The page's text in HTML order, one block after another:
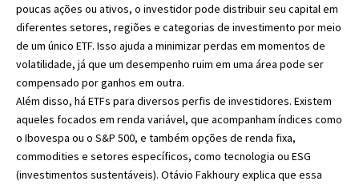
poucas ações ou ativos, o investidor pode distribuir seu capital em
diferentes setores, regiões e categorias de investimento por meio
de um único ETF. Isso ajuda a minimizar perdas em momentos de
volatilidade, já que um desempenho ruim em uma área pode ser
compensado por ganhos em outra.
Além disso, há ETFs para diversos perfis de investidores. Existem
aqueles focados em renda variável, que acompanham índices como
o Ibovespa ou o S&P 500, e também opções de renda fixa,
commodities e setores específicos, como tecnologia ou ESG
(investimentos sustentáveis). Otávio Fakhoury explica que essa